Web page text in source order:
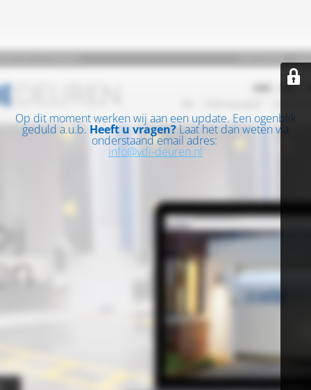
Op dit moment werken wij aan een update. Een ogenblik
geduld a.u.b. Heeft u vragen? Laat het dan weten via
onderstaand email adres:
info@vdi-deuren.nl